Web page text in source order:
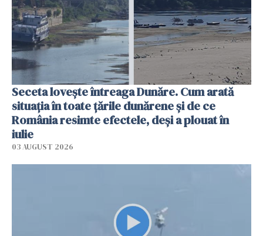
Seceta lovește întreaga Dunăre. Cum arată
situația în toate țările dunărene și de ce
România resimte efectele, deși a plouat în
iulie
03 AUGUST 2026